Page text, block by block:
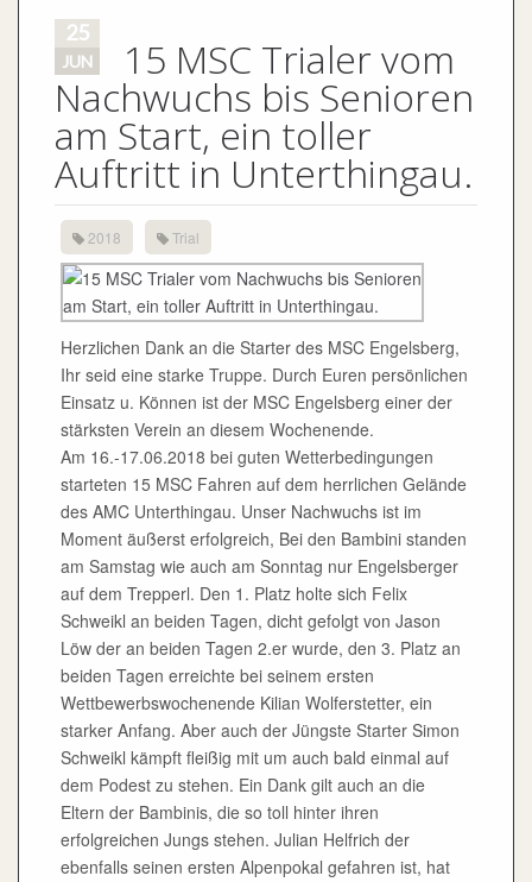
25
JUN 15 MSC Trialer vom
Nachwuchs bis Senioren
am Start, ein toller
Auftritt in Unterthingau.
2018 Trial
Herzlichen Dank an die Starter des MSC Engelsberg,
Ihr seid eine starke Truppe. Durch Euren persönlichen
Einsatz u. Können ist der MSC Engelsberg einer der
stärksten Verein an diesem Wochenende.
Am 16.-17.06.2018 bei guten Wetterbedingungen
starteten 15 MSC Fahren auf dem herrlichen Gelände
des AMC Unterthingau. Unser Nachwuchs ist im
Moment äußerst erfolgreich, Bei den Bambini standen
am Samstag wie auch am Sonntag nur Engelsberger
auf dem Trepperl. Den 1. Platz holte sich Felix
Schweikl an beiden Tagen, dicht gefolgt von Jason
Löw der an beiden Tagen 2.er wurde, den 3. Platz an
beiden Tagen erreichte bei seinem ersten
Wettbewerbswochenende Kilian Wolferstetter, ein
starker Anfang. Aber auch der Jüngste Starter Simon
Schweikl kämpft fleißig mit um auch bald einmal auf
dem Podest zu stehen. Ein Dank gilt auch an die
Eltern der Bambinis, die so toll hinter ihren
erfolgreichen Jungs stehen. Julian Helfrich der
ebenfalls seinen ersten Alpenpokal gefahren ist, hat